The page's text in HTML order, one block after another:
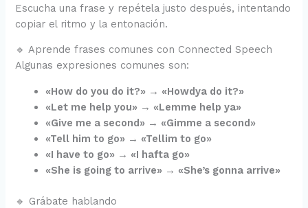
Escucha una frase y repétela justo después, intentando
copiar el ritmo y la entonación.
🔹 Aprende frases comunes con Connected Speech
Algunas expresiones comunes son:
«How do you do it?» → «Howdya do it?»
«Let me help you» → «Lemme help ya»
«Give me a second» → «Gimme a second»
«Tell him to go» → «Tellim to go»
«I have to go» → «I hafta go»
«She is going to arrive» → «She’s gonna arrive»
🔹 Grábate hablando